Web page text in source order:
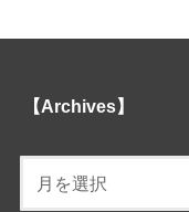
【Archives】